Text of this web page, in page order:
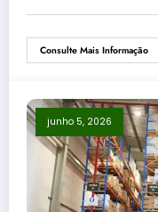
Consulte Mais Informação
junho 5, 2026